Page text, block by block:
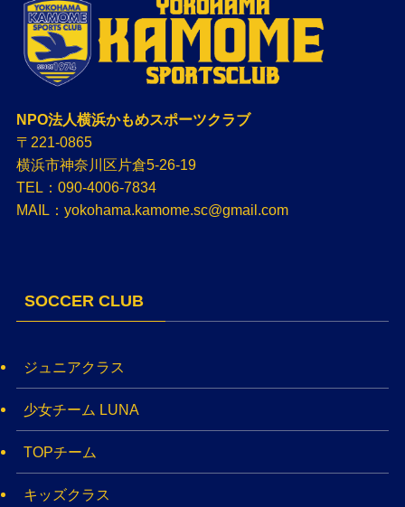
NPO法人横浜かもめスポーツクラブ
〒221-0865
横浜市神奈川区片倉5-26-19
TEL：090-4006-7834
MAIL：yokohama.kamome.sc@gmail.com
SOCCER CLUB
ジュニアクラス
少女チーム LUNA
TOPチーム
キッズクラス